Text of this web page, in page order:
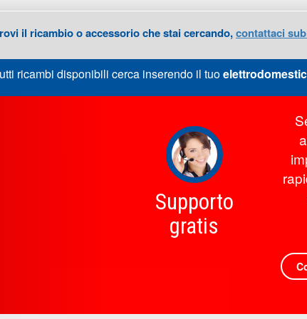
il ricambio o accessorio che stai cercando,contattaci
ricambi disponibili cerca inserendo il tuo
Supporto
gratis